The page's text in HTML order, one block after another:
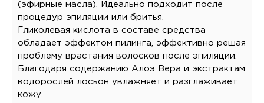
(эфирные масла). Идеально подходит после
процедур эпиляции или бритья.
Гликолевая кислота в составе средства
обладает эффектом пилинга, эффективно решая
проблему врастания волосков после эпиляции.
Благодаря содержанию Алоэ Вера и экстрактам
водорослей лосьон увлажняет и разглаживает
кожу.